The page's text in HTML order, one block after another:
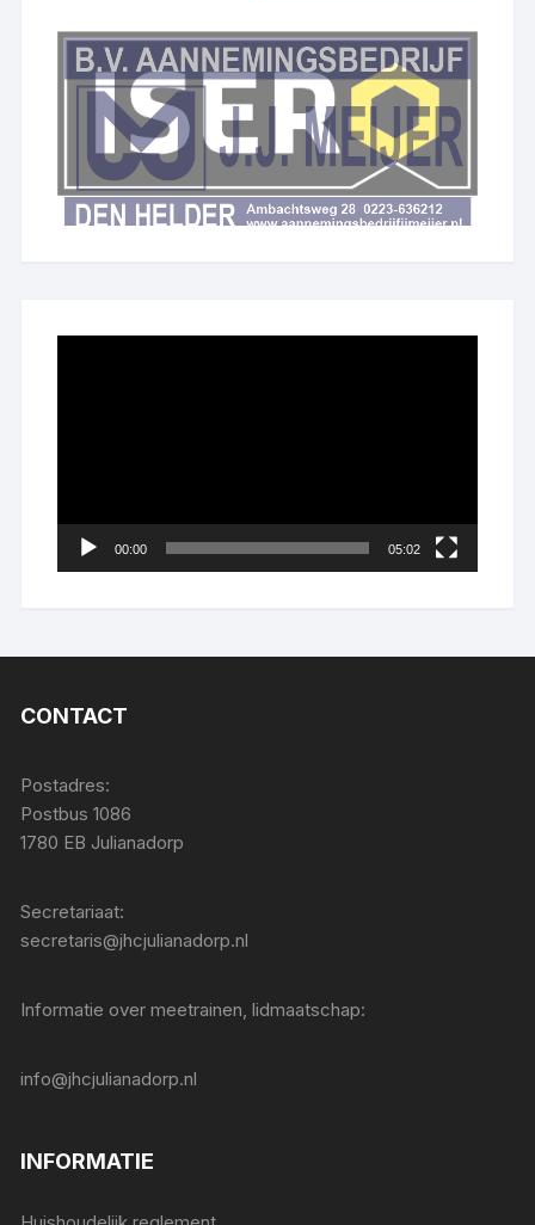
CONTACT
Postadres:
Postbus 1086
1780 EB Julianadorp
Secretariaat:
secretaris@jhcjulianadorp.nl
Informatie over meetrainen, lidmaatschap:
info@jhcjulianadorp.nl
INFORMATIE